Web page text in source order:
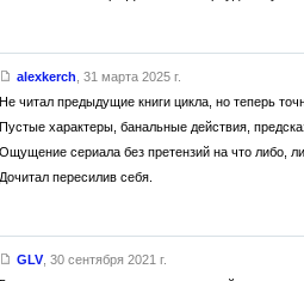
alexkerch 31 марта 2025 г.
Не читал предыдущие книги цикла, но теперь
Пустые характеры, банальные действия,
Ощущение сериала без претензий на что либо,
Дочитал пересилив себя.
GLV, 30 сентября 2021 г.